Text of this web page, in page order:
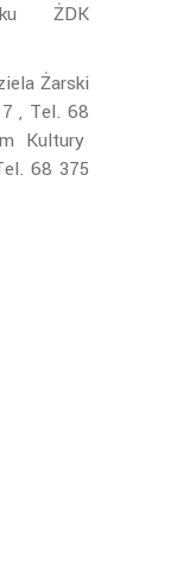
ŻDK
Żarski
, Tel. 68
Kultury
68 375